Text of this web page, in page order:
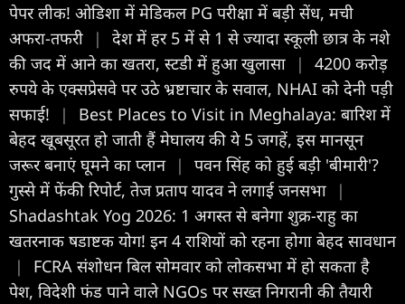
पेपर लीक! ओडिशा में मेडिकल PG परीक्षा में बड़ी सेंध, मची
अफरा-तफरी
|
देश में हर 5 में से 1 से ज्यादा स्कूली छात्र के नशे
की जद में आने का खतरा, स्टडी में हुआ खुलासा
|
4200 करोड़
रुपये के एक्सप्रेसवे पर उठे भ्रष्टाचार के सवाल, NHAI को देनी पड़ी
सफाई!
|
Best Places to Visit in Meghalaya: बारिश में
बेहद खूबसूरत हो जाती हैं मेघालय की ये 5 जगहें, इस मानसून
जरूर बनाएं घूमने का प्लान |
पवन सिंह को हुई बड़ी 'बीमारी'?
गुस्से में फेंकी रिपोर्ट, तेज प्रताप यादव ने लगाई जनसभा
|
Shadashtak Yog 2026: 1 अगस्त से बनेगा शुक्र-राहु का
खतरनाक षडाष्टक योग! इन 4 राशियों को रहना होगा बेहद सावधान
|
FCRA संशोधन बिल सोमवार को लोकसभा में हो सकता है
पेश, विदेशी फंड पाने वाले NGOs पर सख्त निगरानी की तैयारी